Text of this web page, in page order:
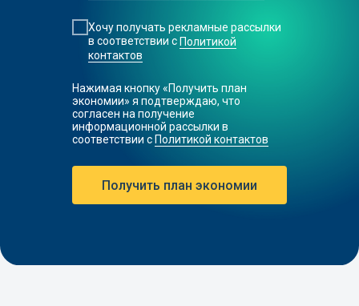
Хочу получать рекламные рассылки
в соответствии с Политикой
контактов
Нажимая кнопку «Получить план
экономии» я подтверждаю, что
согласен на получение
информационной рассылки в
соответствии c Политикой контактов
Получить план экономии